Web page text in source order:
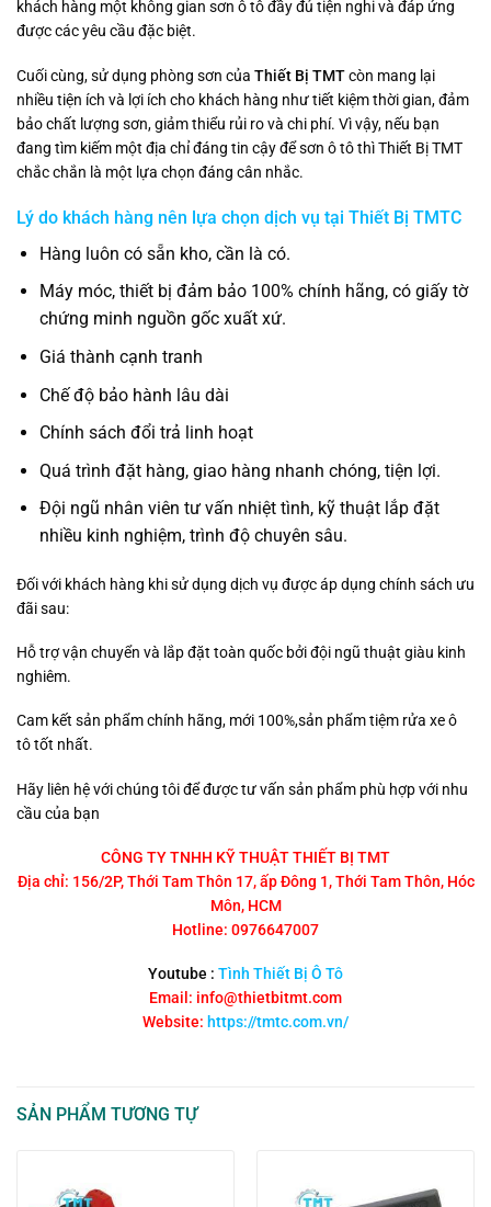
khách hàng một không gian sơn ô tô đầy đủ tiện nghi và đáp ứng
được các yêu cầu đặc biệt.
Cuối cùng, sử dụng phòng sơn của Thiết Bị TMTcòn mang lại
nhiều tiện ích và lợi ích cho khách hàng như tiết kiệm thời gian, đảm
bảo chất lượng sơn, giảm thiểu rủi ro và chi phí. Vì vậy, nếu bạn
đang tìm kiếm một địa chỉ đáng tin cậy để sơn ô tô thì Thiết Bị TMT
chắc chắn là một lựa chọn đáng cân nhắc.
Lý do khách hàng nên lựa chọn dịch vụ tại Thiết Bị TMTC
Hàng luôn có sẵn kho, cần là có.
Máy móc, thiết bị đảm bảo 100% chính hãng, có giấy tờ
chứng minh nguồn gốc xuất xứ.
Giá thành cạnh tranh
Chế độ bảo hành lâu dài
Chính sách đổi trả linh hoạt
Quá trình đặt hàng, giao hàng nhanh chóng, tiện lợi.
Đội ngũ nhân viên tư vấn nhiệt tình, kỹ thuật lắp đặt
nhiều kinh nghiệm, trình độ chuyên sâu.
Đối với khách hàng khi sử dụng dịch vụ được áp dụng chính sách ưu
đãi sau:
Hỗ trợ vận chuyển và lắp đặt toàn quốc bởi đội ngũ thuật giàu kinh
nghiêm.
Cam kết sản phẩm chính hãng, mới 100%,sản phẩm tiệm rửa xe ô
tô tốt nhất.
Hãy liên hệ với chúng tôi để được tư vấn sản phẩm phù hợp với nhu
cầu của bạn
CÔNG TY TNHH KỸ THUẬT THIẾT BỊ TMT
Địa chỉ: 156/2P, Thới Tam Thôn 17, ấp Đông 1, Thới Tam Thôn, Hóc
Môn, HCM
Hotline: 0976647007
Youtube : Tình Thiết Bị Ô Tô
Email: info@thietbitmt.com
Website: https://tmtc.com.vn/
SẢN PHẨM TƯƠNG TỰ